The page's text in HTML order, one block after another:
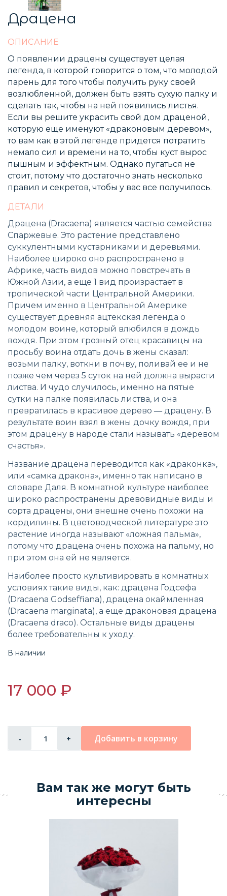
Драцена
ОПИСАНИЕ
О появлении драцены существует целая
легенда, в которой говорится о том, что молодой
парень для того чтобы получить руку своей
возлюбленной, должен быть взять сухую палку и
сделать так, чтобы на ней появились листья.
Если вы решите украсить свой дом драценой,
которую еще именуют «драконовым деревом»,
то вам как в этой легенде придется потратить
немало сил и времени на то, чтобы куст вырос
пышным и эффектным. Однако пугаться не
стоит, потому что достаточно знать несколько
правил и секретов, чтобы у вас все получилось.
ДЕТАЛИ
Драцена (Dracaena) является частью семейства
Спаржевые. Это растение представлено
суккулентными кустарниками и деревьями.
Наиболее широко оно распространено в
Африке, часть видов можно повстречать в
Южной Азии, а еще 1 вид произрастает в
тропической части Центральной Америки.
Причем именно в Центральной Америке
существует древняя ацтекская легенда о
молодом воине, который влюбился в дождь
вождя. При этом грозный отец красавицы на
просьбу воина отдать дочь в жены сказал:
возьми палку, воткни в почву, поливай ее и не
позже чем через 5 суток на ней должна вырасти
листва. И чудо случилось, именно на пятые
сутки на палке появилась листва, и она
превратилась в красивое дерево ― драцену. В
результате воин взял в жены дочку вождя, при
этом драцену в народе стали называть «деревом
счастья».
Название драцена переводится как «драконка»,
или «самка дракона», именно так написано в
словаре Даля. В комнатной культуре наиболее
широко распространены древовидные виды и
сорта драцены, они внешне очень похожи на
кордилины. В цветоводческой литературе это
растение иногда называют «ложная пальма»,
потому что драцена очень похожа на пальму, но
при этом она ей не является.
Наиболее просто культивировать в комнатных
условиях такие виды, как: драцена Годсефа
(Dracaena Godseffiana), драцена окаймленная
(Dracaena marginata), а еще драконовая драцена
(Dracaena draco). Остальные виды драцены
более требовательны к уходу.
В наличии
17 000 ₽
- + Добавить в корзину
Вам так же могут быть
интересны